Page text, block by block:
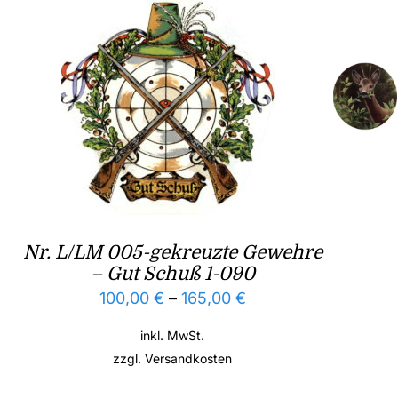
Nr. L/LM 005-gekreuzte Gewehre
– Gut Schuß 1-090
100,00 € – 165,00 €
inkl. MwSt.
zzgl.Versandkosten